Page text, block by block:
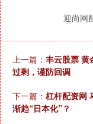
迎尚网
上一篇： 丰云股票 黄
过剩，谨防回调
下一篇： 杠杆配资网
渐趋“日本化”？